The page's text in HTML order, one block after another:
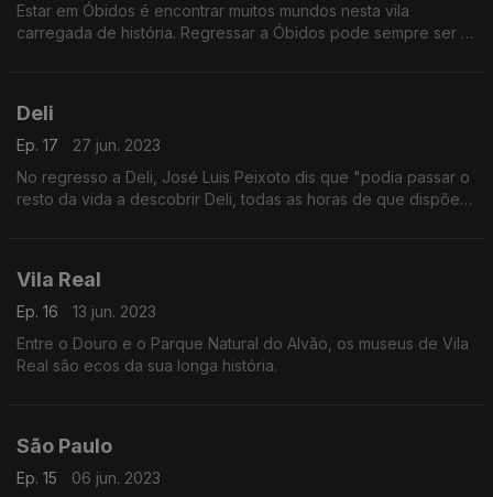
Estar em Óbidos é encontrar muitos mundos nesta vila
carregada de história. Regressar a Óbidos pode sempre ser a
Deli
Ep. 17
27 jun. 2023
No regresso a Deli, José Luis Peixoto dis que "podia passar o
resto da vida a descobrir Deli, todas as horas de que dispõe
Vila Real
Ep. 16
13 jun. 2023
Entre o Douro e o Parque Natural do Alvão, os museus de Vila
Real são ecos da sua longa história.
São Paulo
Ep. 15
06 jun. 2023